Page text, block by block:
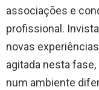
associações e
profissional.
novas
agitada nesta
num ambiente